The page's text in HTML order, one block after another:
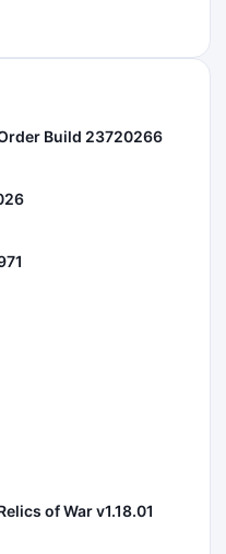
Build 23720266
of War v1.18.01